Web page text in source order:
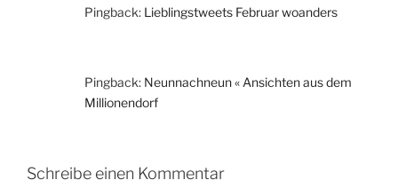
Pingback: Lieblingstweets Februar woanders
Pingback: Neunnachneun « Ansichten aus dem
Millionendorf
Schreibe einen Kommentar